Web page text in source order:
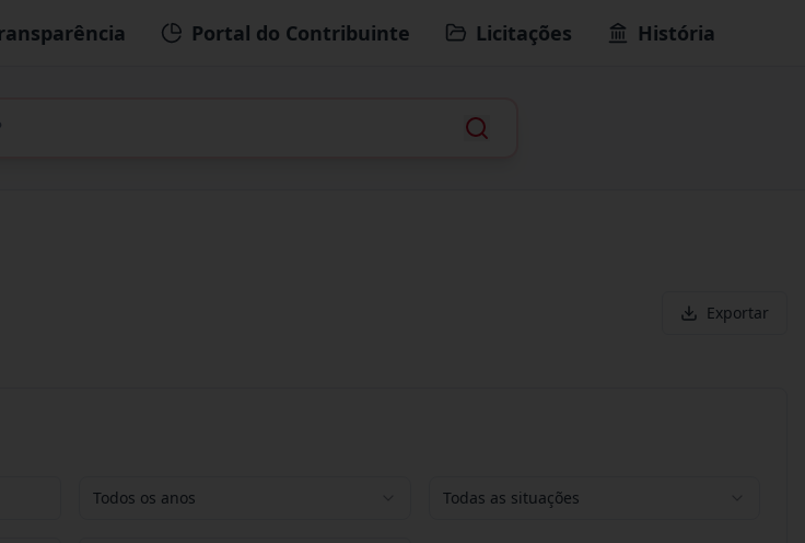
Portal do Contribuinte Licitações História
Exportar
Todos os anos Todas as situações